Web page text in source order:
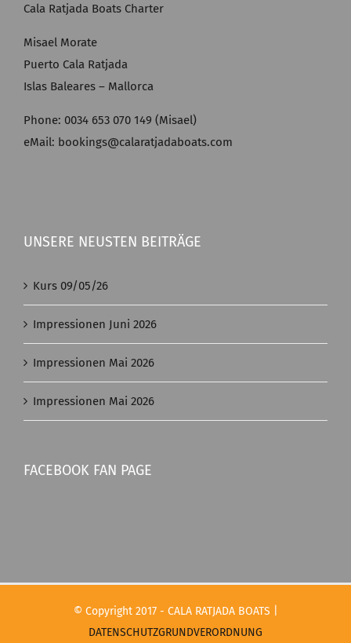
Cala Ratjada Boats Charter
Misael Morate
Puerto Cala Ratjada
Islas Baleares – Mallorca
Phone: 0034 653 070 149 (Misael)
eMail: bookings@calaratjadaboats.com
UNSERE NEUSTEN BEITRÄGE
Kurs 09/05/26
Impressionen Juni 2026
Impressionen Mai 2026
Impressionen Mai 2026
FACEBOOK FAN PAGE
© Copyright 2017 - CALA RATJADA BOATS |
DATENSCHUTZGRUNDVERORDNUNG